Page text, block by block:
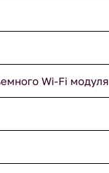
Wi-Fi модуля